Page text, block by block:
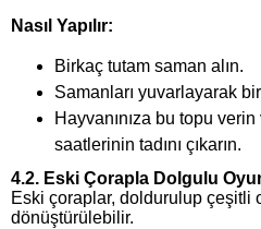
Nasıl Yapılır:
Birkaç tutam saman alın.
Samanları yuvarlayarak
Hayvanınıza bu topu
saatlerinin tadını çıkarın.
4.2. Eski Çorapla Dolgulu
Eski çoraplar, doldurulup çeşitli
dönüştürülebilir.